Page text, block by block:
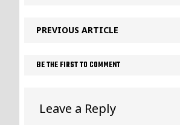
PREVIOUS ARTICLE
BE THE FIRST TO COMMENT
Leave a Reply